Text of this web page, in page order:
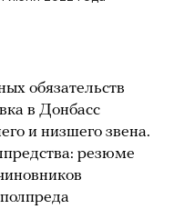
обязательств
в Донбасс
и низшего звена.
резюме